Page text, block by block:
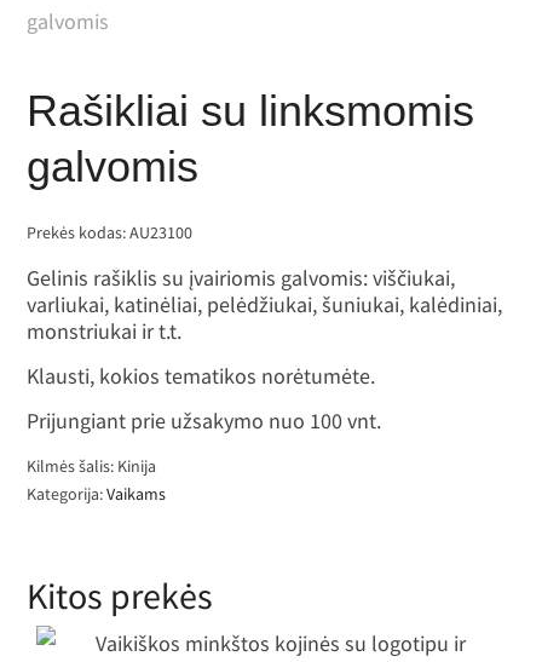
Rašikliai su linksmomis
galvomis
Prekės kodas:AU23100
Gelinis rašiklis su įvairiomis galvomis: viščiukai,
varliukai, katinėliai, pelėdžiukai, šuniukai, kalėdiniai,
monstriukai ir t.t.
Klausti, kokios tematikos norėtumėte.
Prijungiant prie užsakymo nuo 100 vnt.
Kilmės šalis: Kinija
Kategorija:Vaikams
Kitos prekės
minkštos kojinės su